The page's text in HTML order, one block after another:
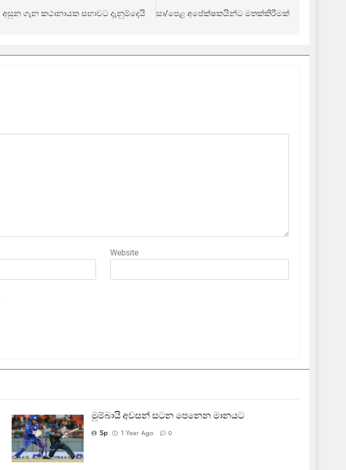
ගැන කථානායක සභාවට දැනුම්දෙයි
සා/පෙළ අපේක්ෂකයින්ට මතක්කිරීමක්
Website
මුම්බායි අවසන් සටන පෙනෙන මානයට
Sp
1 Year Ago 0